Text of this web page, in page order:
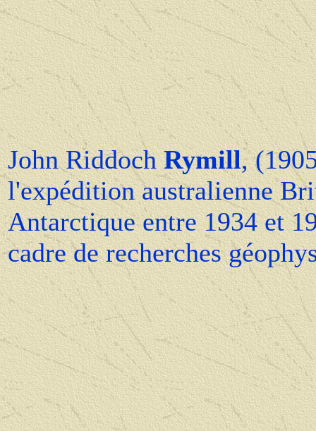
John RiddochRymill,
l'expédition australienne
Antarctique entre 1934 et
cadre de recherches